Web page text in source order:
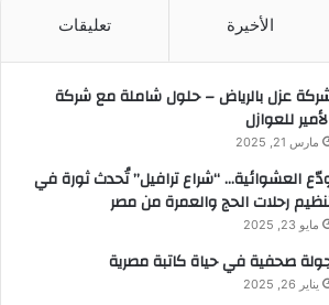
الأخيرة تعليقات
عزل بالرياض – حلول شاملة مع شركة
للعوازل
مارس 21, 2025
العشوائية… “شراع ترافيل” تُحدث ثورة في
رحلات الحج والعمرة من مصر
مايو 23, 2025
صحفية في حياة كاتبة مصرية
يناير 26, 2025